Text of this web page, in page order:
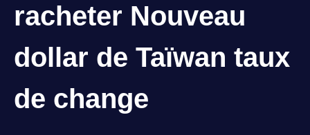
racheter Nouveau
dollar de Taïwan taux
de change